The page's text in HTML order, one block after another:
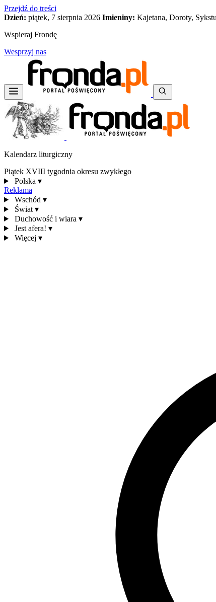
Przejdź do treści
Dzień: piątek, 7 sierpnia 2026 Imieniny: Kajetana, Doroty,
Wspieraj Frondę
Wesprzyj nas
Kalendarz liturgiczny
Piątek XVIII tygodnia okresu zwykłego
Polska ▾
Reklama
Wschód ▾
Świat ▾
Duchowość i wiara ▾
Jest afera! ▾
Więcej ▾